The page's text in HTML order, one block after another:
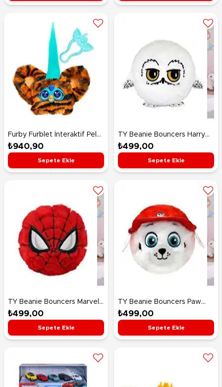
Furby Furblet İnteraktif Peluş
Ty Bee Tig G1700
₺940,90
Sepete Ekle
TY Beanie Bouncers Harry
Potter Hedwig 7 Cm
₺499,00
Sepete Ekle
TY Beanie Bouncers Marvel
Spider Man 7 Cm
₺499,00
Sepete Ekle
TY Beanie Bouncers Paw
Patrol Marshall 7 Cm
₺499,00
Sepete Ekle